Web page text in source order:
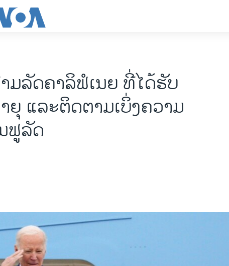
ມລັດຄາລິຟໍເນຍ ທີ່ໄດ້ຮັບ
ຍຸ ແລະຕິດຕາມເບິ່ງຄວາມ
ຟູລັດ